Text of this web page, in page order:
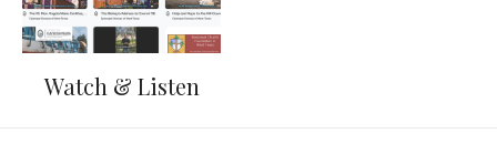
Watch & Listen